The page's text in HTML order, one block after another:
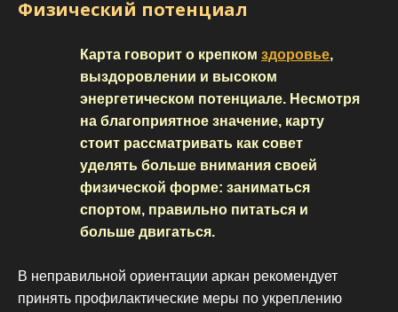
Физический потенциал
Карта говорит о крепком здоровье,
выздоровлении и высоком
энергетическом потенциале. Несмотря
на благоприятное значение, карту
стоит рассматривать как совет
уделять больше внимания своей
физической форме: заниматься
спортом, правильно питаться и
больше двигаться.
В неправильной ориентации аркан рекомендует
принять профилактические меры по укреплению